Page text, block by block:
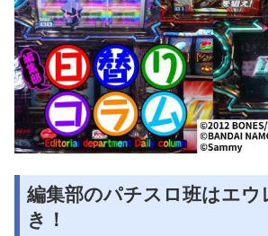
編集部のパチスロ班はエウ
き！